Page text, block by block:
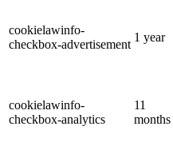
cookielawinfo-
checkbox-advertisement
1 year
cookielawinfo-
checkbox-analytics
11
months